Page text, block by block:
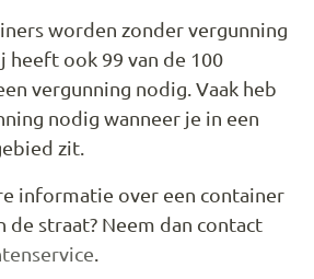
worden zonder vergunning
heeft ook 99 van de 100
vergunning nodig. Vaak heb
nodig wanneer je in een
zit.
informatie over een container
de straat? Neem dan contact
.